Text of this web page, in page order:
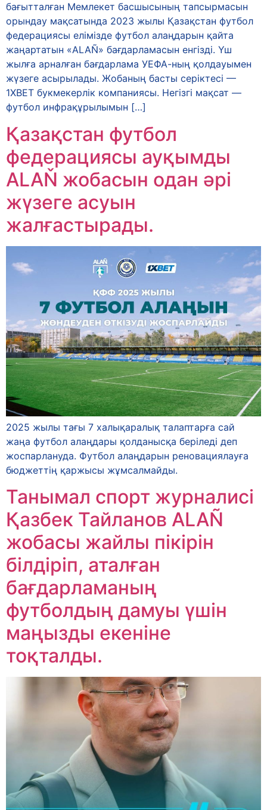
бағытталған Мемлекет басшысының тапсырмасын
орындау мақсатында 2023 жылы Қазақстан футбол
федерациясы елімізде футбол алаңдарын қайта
жаңартатын «ALAÑ» бағдарламасын енгізді. Үш
жылға арналған бағдарлама УЕФА-ның қолдауымен
жүзеге асырылады. Жобаның басты серіктесі —
1XBET букмекерлік компаниясы. Негізгі мақсат —
футбол инфрақұрылымын […]
Қазақстан футбол
федерациясы ауқымды
ALAŇ жобасын одан әрі
жүзеге асуын
жалғастырады.
2025 жылы тағы 7 халықаралық талаптарға сай
жаңа футбол алаңдары қолданысқа беріледі деп
жоспарлануда. Футбол алаңдарын реновациялауға
бюджеттің қаржысы жұмсалмайды.
Танымал спорт журналисі
Қазбек Тайланов ALAÑ
жобасы жайлы пікірін
білдіріп, аталған
бағдарламаның
футболдың дамуы үшін
маңызды екеніне
тоқталды.